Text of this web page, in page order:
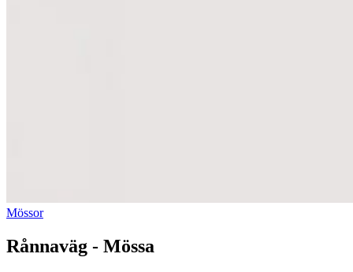
Mössor
Rånnaväg - Mössa